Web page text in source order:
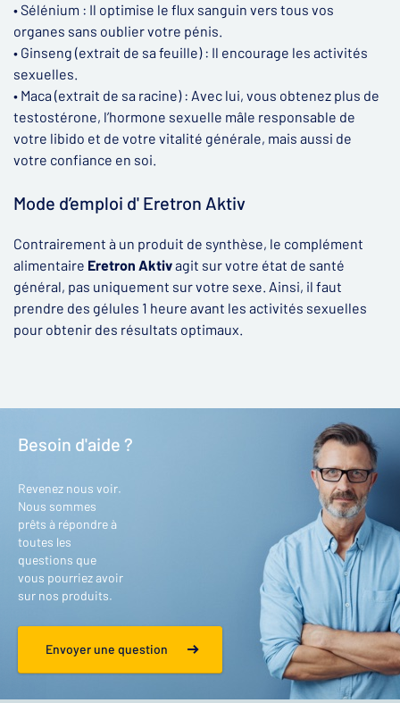
• Sélénium : Il optimise le flux sanguin vers tous vos
organes sans oublier votre pénis.
• Ginseng (extrait de sa feuille) : Il encourage les activités
sexuelles.
• Maca (extrait de sa racine) : Avec lui, vous obtenez plus de
testostérone, l’hormone sexuelle mâle responsable de
votre libido et de votre vitalité générale, mais aussi de
votre confiance en soi.
Mode d’emploi d' Eretron Aktiv
Contrairement à un produit de synthèse, le complément
alimentaire Eretron Aktivagit sur votre état de santé
général, pas uniquement sur votre sexe. Ainsi, il faut
prendre des gélules 1 heure avant les activités sexuelles
pour obtenir des résultats optimaux.
Besoin d'aide ?
Revenez nous voir.
Nous sommes
prêts à répondre à
toutes les
questions que
vous pourriez avoir
sur nos produits.
Envoyer une question